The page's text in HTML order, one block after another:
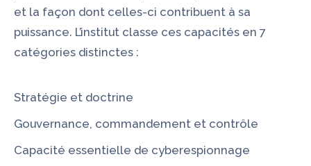
et la façon dont celles-ci contribuent à sa
puissance. L’institut classe ces capacités en 7
catégories distinctes :
Stratégie et doctrine
Gouvernance, commandement et contrôle
Capacité essentielle de cyberespionnage